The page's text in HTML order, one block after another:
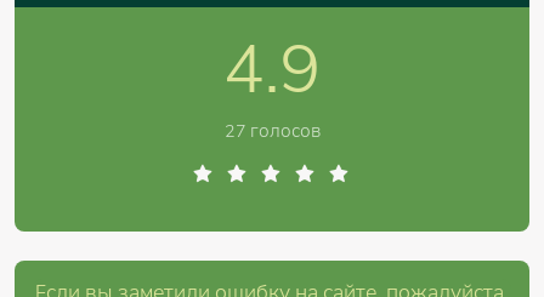
4.9
27 голосов